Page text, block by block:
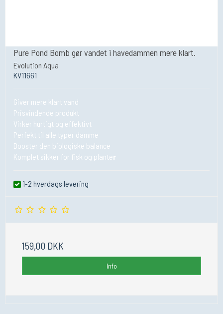
Pure Pond Bomb gør vandet i havedammen mere klart.
Evolution Aqua
KV11661
Giver mere klart vand
Prisvindende produkt
Virker hurtigt og effektivt
Perfekt til alle typer damme
Booster den biologiske balance
Komplet sikker for fisk og planter
1-2 hverdags levering
159,00 DKK
Info